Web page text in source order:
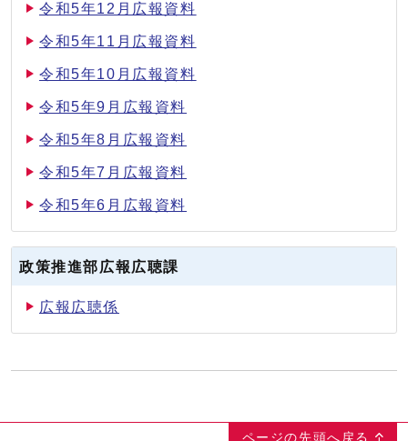
令和5年12月広報資料
令和5年11月広報資料
令和5年10月広報資料
令和5年9月広報資料
令和5年8月広報資料
令和5年7月広報資料
令和5年6月広報資料
政策推進部広報広聴課
広報広聴係
ページの先頭へ戻る